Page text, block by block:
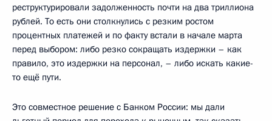
реструктурировали задолженность почти на два триллиона
рублей. То есть они столкнулись с резким ростом
процентных платежей и по факту встали в начале марта
перед выбором: либо резко сокращать издержки – как
правило, это издержки на персонал, – либо искать какие-
то ещё пути.
Это совместное решение с Банком России: мы дали